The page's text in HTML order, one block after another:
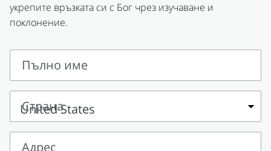
укрепите връзката си с Бог чрез изучаване и
поклонение.
Пълно име
Пълно
име
Страна
Страна
Адрес